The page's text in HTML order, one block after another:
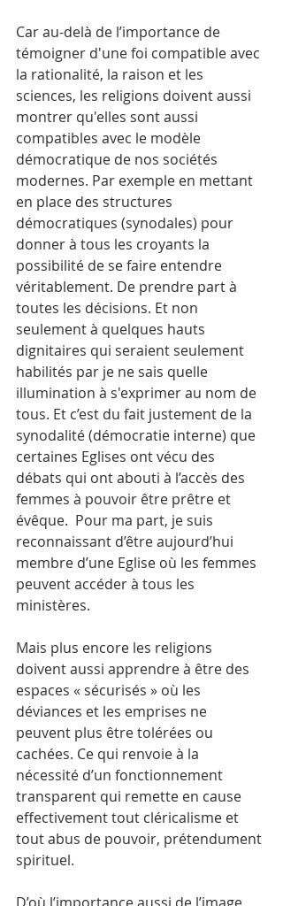
Car au-delà de l’importance de
témoigner d'une foi compatible avec
la rationalité, la raison et les
sciences, les religions doivent aussi
montrer qu'elles sont aussi
compatibles avec le modèle
démocratique de nos sociétés
modernes. Par exemple en mettant
en place des structures
démocratiques (synodales) pour
donner à tous les croyants la
possibilité de se faire entendre
véritablement. De prendre part à
toutes les décisions. Et non
seulement à quelques hauts
dignitaires qui seraient seulement
habilités par je ne sais quelle
illumination à s'exprimer au nom de
tous. Et c’est du fait justement de la
synodalité (démocratie interne) que
certaines Eglises ont vécu des
débats qui ont abouti à l’accès des
femmes à pouvoir être prêtre et
évêque.  Pour ma part, je suis
reconnaissant d’être aujourd’hui
membre d’une Eglise où les femmes
peuvent accéder à tous les
ministères.
Mais plus encore les religions
doivent aussi apprendre à être des
espaces « sécurisés » où les
déviances et les emprises ne
peuvent plus être tolérées ou
cachées. Ce qui renvoie à la
nécessité d’un fonctionnement
transparent qui remette en cause
effectivement tout cléricalisme et
tout abus de pouvoir, prétendument
spirituel.